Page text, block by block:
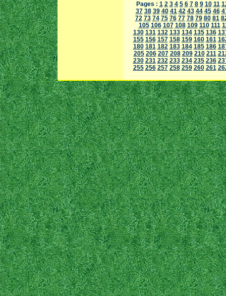
Pages : 1 2 3 4 5 6 7 8 9 10 11
37 38 39 40 41 42 43 44 45 46
72 73 74 75 76 77 78 79 80 81
105 106 107 108 109 110 111
130 131 132 133 134 135 136
155 156 157 158 159 160 161
180 181 182 183 184 185 186
205 206 207 208 209 210 211
230 231 232 233 234 235 236
255 256 257 258 259 260 261